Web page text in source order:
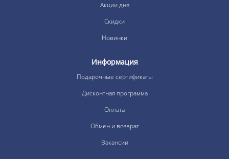
Акции дня
Скидки
Новинки
Информация
Подарочные сертификаты
Дисконтная программа
Оплата
Обмен и возврат
Вакансии